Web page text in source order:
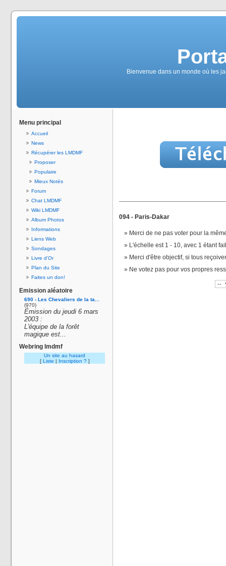
Bienvenue dans un monde où les
Menu principal
Accueil
News
Récupérer les LMDMF
Proposer
Populaire
Mieux Notés
Forum
Chat LMDMF
Wiki LMDMF
Album Photos
Informations
Liens Web
Sondages
Livre d'Or
Plan du Site
Faites un don!
Emission aléatoire
690 - Les Chevaliers de la ta...
(970)
Émission du jeudi 6 mars
2003 :
L'équipe de la forêt
magique est...
Webring lmdmf
Un site au hasard
[ Liste | Inscription ? ]
094 - Paris-Dakar
Merci de ne pas voter pour la
L'échelle est 1 - 10, avec 1 étant
Merci d'être objectif, si tous
Ne votez pas pour vos propres